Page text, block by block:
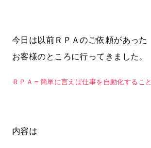
今日は以前ＲＰＡのご依頼があった
お客様のところに行ってきました。
ＲＰＡ＝簡単に言えば仕事を自動化すること
内容は